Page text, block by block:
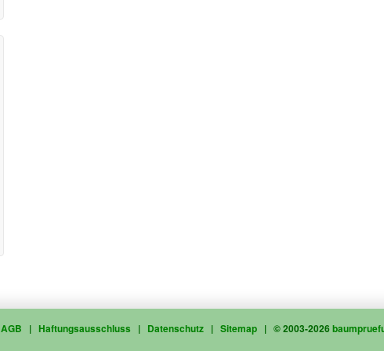
AGB | Haftungsausschluss | Datenschutz | Sitemap | © 2003-2026